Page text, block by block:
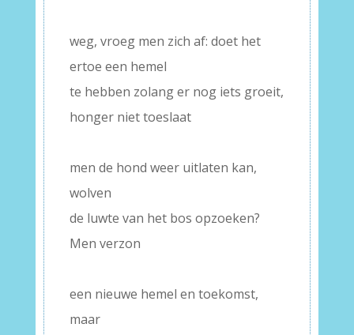
weg, vroeg men zich af: doet het
ertoe een hemel
te hebben zolang er nog iets groeit,
honger niet toeslaat
men de hond weer uitlaten kan,
wolven
de luwte van het bos opzoeken?
Men verzon
een nieuwe hemel en toekomst,
maar